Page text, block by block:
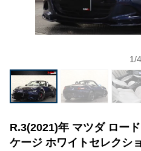
1/4
R.3(2021)年 マツダ ロー
ケージ ホワイトセレクシ